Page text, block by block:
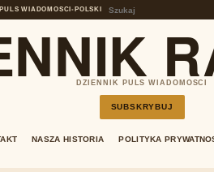
WIADOMOSCI• POLSKI
DZIENNIK PULS WIADOMOSCI
SUBSKRYBUJ
NASZA HISTORIA POLITYKA